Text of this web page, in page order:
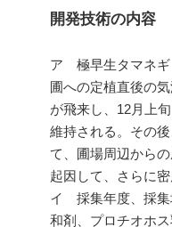
開発技術の内容
ア 極早生タマネギ
圃への定植直後の
が飛来し、 12月上
維持される。その後
て、圃場周辺から
起因して、さらに密
イ 採集年度、採集
和剤、プロチオホ